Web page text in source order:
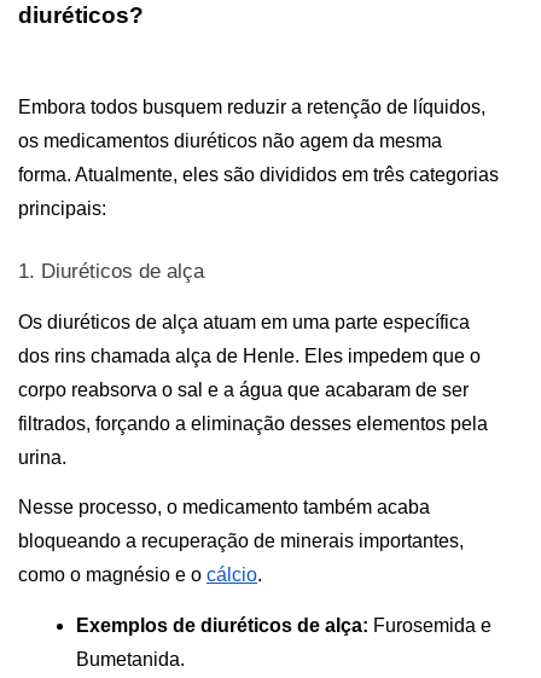
diuréticos?
Embora todos busquem reduzir a retenção de líquidos,
os medicamentos diuréticos não agem da mesma
forma. Atualmente, eles são divididos em três categorias
principais:
1. Diuréticos de alça
Os diuréticos de alça atuam em uma parte específica
dos rins chamada alça de Henle. Eles impedem que o
corpo reabsorva o sal e a água que acabaram de ser
filtrados, forçando a eliminação desses elementos pela
urina.
Nesse processo, o medicamento também acaba
bloqueando a recuperação de minerais importantes,
como o magnésio e o cálcio.
Exemplos de diuréticos de alça: Furosemida e
Bumetanida.